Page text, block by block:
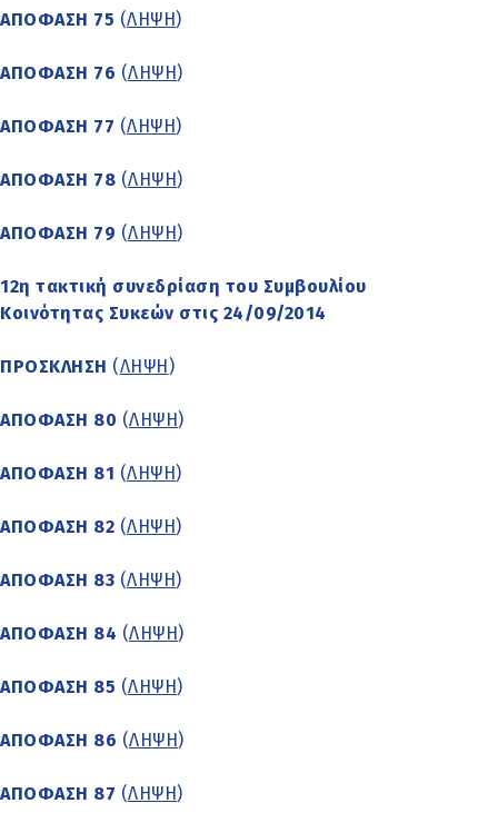
ΑΠΟΦΑΣΗ 75 (ΛΗΨΗ )
ΑΠΟΦΑΣΗ 76 (ΛΗΨΗ )
ΑΠΟΦΑΣΗ 77 (ΛΗΨΗ )
ΑΠΟΦΑΣΗ 78 (ΛΗΨΗ )
ΑΠΟΦΑΣΗ 79 (ΛΗΨΗ )
12η τακτική συνεδρίαση του Συμβουλίου
Κοινότητας Συκεών στις 24/09/2014
ΠΡΟΣΚΛΗΣΗ (ΛΗΨΗ )
ΑΠΟΦΑΣΗ 80 (ΛΗΨΗ )
ΑΠΟΦΑΣΗ 81 (ΛΗΨΗ )
ΑΠΟΦΑΣΗ 82 (ΛΗΨΗ )
ΑΠΟΦΑΣΗ 83 (ΛΗΨΗ )
ΑΠΟΦΑΣΗ 84 (ΛΗΨΗ )
ΑΠΟΦΑΣΗ 85 (ΛΗΨΗ )
ΑΠΟΦΑΣΗ 86 (ΛΗΨΗ )
ΑΠΟΦΑΣΗ 87 (ΛΗΨΗ )